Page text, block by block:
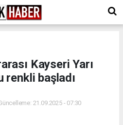
Kayseri Yarı
renkli başladı
21.09.2025 - 07:30